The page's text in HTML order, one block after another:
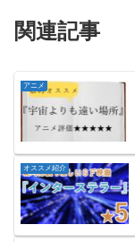
関連記事
アニメ
オススメ紹介